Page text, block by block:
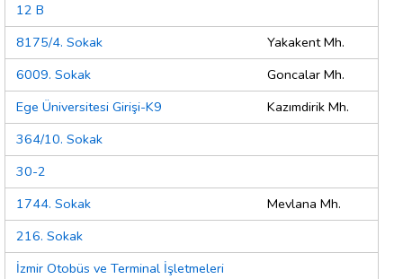
12 B
8175/4. Sokak
Yakakent Mh.
6009. Sokak
Goncalar Mh.
Ege Üniversitesi Girişi-K9
Kazımdirik Mh.
364/10. Sokak
30-2
1744. Sokak
Mevlana Mh.
216. Sokak
İzmir Otobüs ve Terminal İşletmeleri